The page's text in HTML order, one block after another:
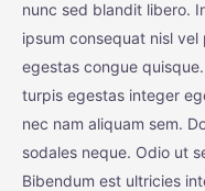
nunc sed blandit libero.
ipsum consequat nisl
egestas congue
turpis egestas integer
nec nam aliquam sem.
sodales neque. Odio ut
Bibendum est ultricies